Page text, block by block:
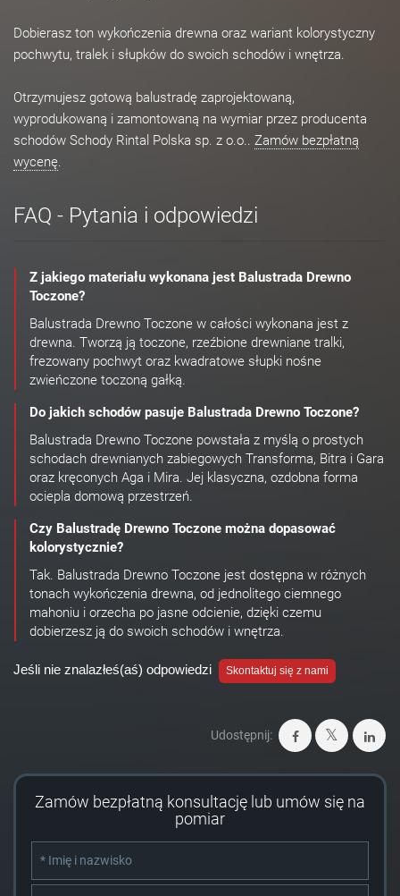
Dobierasz ton wykończenia drewna oraz wariant kolorystyczny
pochwytu, tralek i słupków do swoich schodów i wnętrza.
Otrzymujesz gotową balustradę zaprojektowaną,
wyprodukowaną i zamontowaną na wymiar przez producenta
schodów Schody Rintal Polska sp. z o.o.. Zamów bezpłatną
wycenę.
FAQ - Pytania i odpowiedzi
Z jakiego materiału wykonana jest Balustrada Drewno
Toczone?
Balustrada Drewno Toczone w całości wykonana jest z
drewna. Tworzą ją toczone, rzeźbione drewniane tralki,
frezowany pochwyt oraz kwadratowe słupki nośne
zwieńczone toczoną gałką.
Do jakich schodów pasuje Balustrada Drewno Toczone?
Balustrada Drewno Toczone powstała z myślą o prostych
schodach drewnianych zabiegowych Transforma, Bitra i Gara
oraz kręconych Aga i Mira. Jej klasyczna, ozdobna forma
ociepla domową przestrzeń.
Czy Balustradę Drewno Toczone można dopasować
kolorystycznie?
Tak. Balustrada Drewno Toczone jest dostępna w różnych
tonach wykończenia drewna, od jednolitego ciemnego
mahoniu i orzecha po jasne odcienie, dzięki czemu
dobierzesz ją do swoich schodów i wnętrza.
Jeśli nie znalazłeś(aś) odpowiedzi Skontaktuj się z nami
Udostępnij:
Zamów bezpłatną konsultację lub umów się na
pomiar